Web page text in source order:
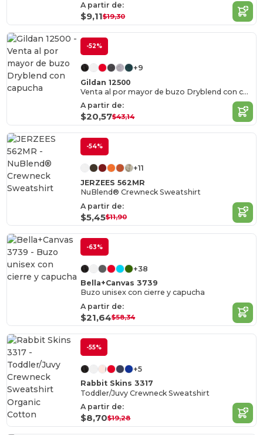
A partir de:
$9,11$19,30
-52%
+9
Gildan 12500
Venta al por mayor de buzo Dryblend con capucha
A partir de:
$20,57$43,14
-54%
+11
JERZEES 562MR
NuBlend® Crewneck Sweatshirt
A partir de:
$5,45$11,90
-63%
+38
Bella+Canvas 3739
Buzo unisex con cierre y capucha
A partir de:
$21,64$58,34
-55%
+5
Rabbit Skins 3317
Toddler/Juvy Crewneck Sweatshirt
A partir de:
$8,70$19,28
Organic
Cotton